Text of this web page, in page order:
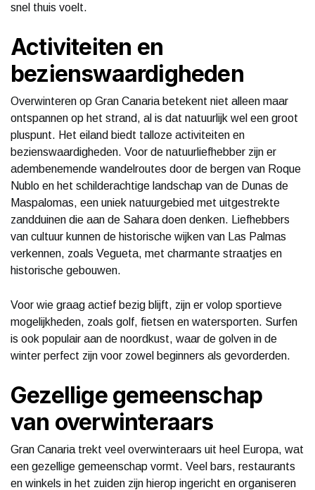
snel thuis voelt.
Activiteiten en
bezienswaardigheden
Overwinteren op Gran Canaria betekent niet alleen maar
ontspannen op het strand, al is dat natuurlijk wel een groot
pluspunt. Het eiland biedt talloze activiteiten en
bezienswaardigheden. Voor de natuurliefhebber zijn er
adembenemende wandelroutes door de bergen van Roque
Nublo en het schilderachtige landschap van de Dunas de
Maspalomas, een uniek natuurgebied met uitgestrekte
zandduinen die aan de Sahara doen denken. Liefhebbers
van cultuur kunnen de historische wijken van Las Palmas
verkennen, zoals Vegueta, met charmante straatjes en
historische gebouwen.
Voor wie graag actief bezig blijft, zijn er volop sportieve
mogelijkheden, zoals golf, fietsen en watersporten. Surfen
is ook populair aan de noordkust, waar de golven in de
winter perfect zijn voor zowel beginners als gevorderden.
Gezellige gemeenschap
van overwinteraars
Gran Canaria trekt veel overwinteraars uit heel Europa, wat
een gezellige gemeenschap vormt. Veel bars, restaurants
en winkels in het zuiden zijn hierop ingericht en organiseren